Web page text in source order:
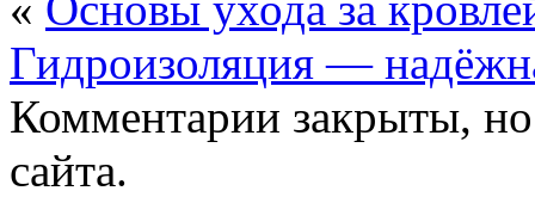
Гидроизоляция —
Комментарии закрыты,
сайта.